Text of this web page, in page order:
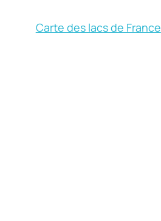
Carte des lacs de France